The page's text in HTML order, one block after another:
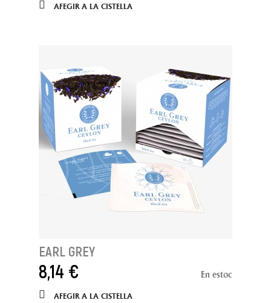
AFEGIR A LA CISTELLA
EARL GREY
8,14 € En estoc
AFEGIR A LA CISTELLA